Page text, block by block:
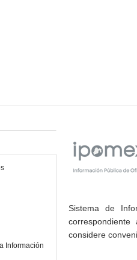
Información
Sistema de
considere